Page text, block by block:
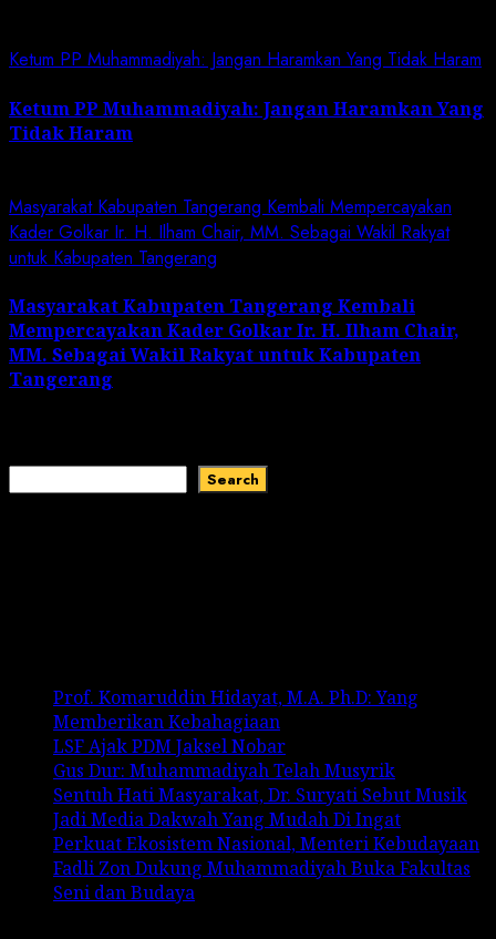
Ketum PP Muhammadiyah: Jangan Haramkan Yang Tidak Haram
Ketum PP Muhammadiyah: Jangan Haramkan Yang
Tidak Haram
Masyarakat Kabupaten Tangerang Kembali Mempercayakan
Kader Golkar Ir. H. Ilham Chair, MM. Sebagai Wakil Rakyat
untuk Kabupaten Tangerang
Masyarakat Kabupaten Tangerang Kembali
Mempercayakan Kader Golkar Ir. H. Ilham Chair,
MM. Sebagai Wakil Rakyat untuk Kabupaten
Tangerang
Search
Prof. Komaruddin Hidayat, M.A. Ph.D: Yang
Memberikan Kebahagiaan
LSF Ajak PDM Jaksel Nobar
Gus Dur: Muhammadiyah Telah Musyrik
Sentuh Hati Masyarakat, Dr. Suryati Sebut Musik
Jadi Media Dakwah Yang Mudah Di Ingat
Perkuat Ekosistem Nasional, Menteri Kebudayaan
Fadli Zon Dukung Muhammadiyah Buka Fakultas
Seni dan Budaya